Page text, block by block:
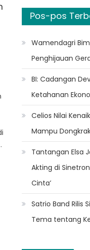
Pos-pos
Wamendagri
Penghijauan
BI: Cadangan
Ketahanan
Celios Nilai
Mampu
Tantangan Elsa
Akting di
Cinta’
Satrio Band Rilis
Tema tentang